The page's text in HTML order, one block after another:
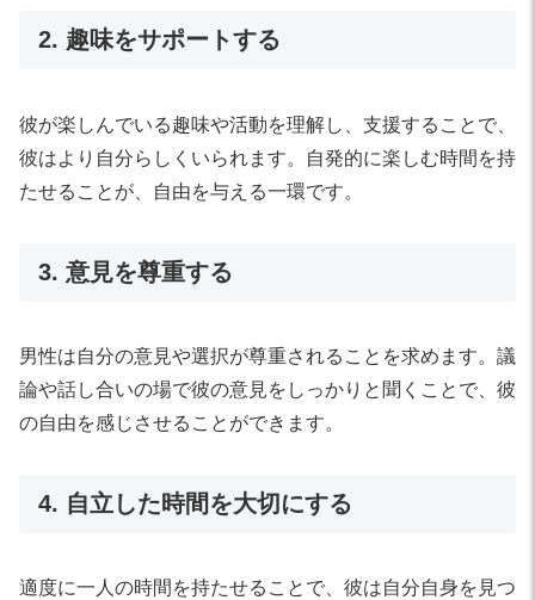
2. 趣味をサポートする
彼が楽しんでいる趣味や活動を理解し、支援することで、
彼はより自分らしくいられます。自発的に楽しむ時間を持
たせることが、自由を与える一環です。
3. 意見を尊重する
男性は自分の意見や選択が尊重されることを求めます。議
論や話し合いの場で彼の意見をしっかりと聞くことで、彼
の自由を感じさせることができます。
4. 自立した時間を大切にする
適度に一人の時間を持たせることで、彼は自分自身を見つ